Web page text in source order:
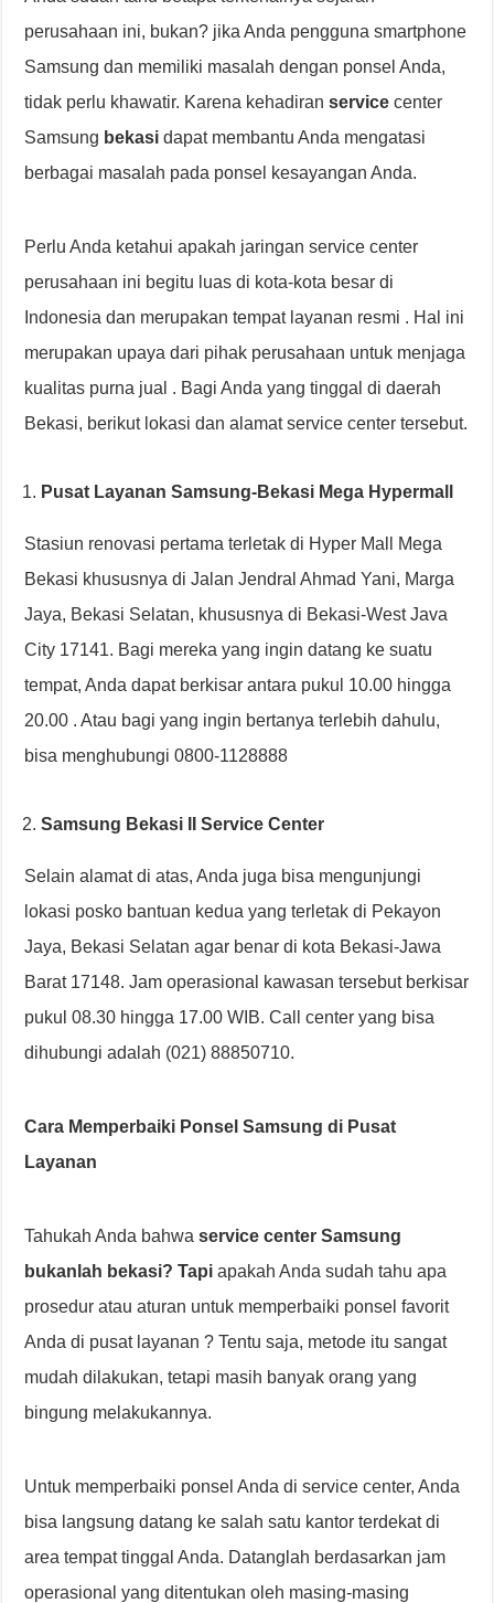
perusahaan ini, bukan? jika Anda pengguna smartphone
Samsung dan memiliki masalah dengan ponsel Anda,
tidak perlu khawatir. Karena kehadiran servicecenter
Samsung bekasi dapat membantu Anda mengatasi
berbagai masalah pada ponsel kesayangan Anda.
Perlu Anda ketahui apakah jaringan service center
perusahaan ini begitu luas di kota-kota besar di
Indonesia dan merupakan tempat layanan resmi . Hal ini
merupakan upaya dari pihak perusahaan untuk menjaga
kualitas purna jual . Bagi Anda yang tinggal di daerah
Bekasi, berikut lokasi dan alamat service center tersebut.
Pusat Layanan Samsung-Bekasi Mega Hypermall
Stasiun renovasi pertama terletak di Hyper Mall Mega
Bekasi khususnya di Jalan Jendral Ahmad Yani, Marga
Jaya, Bekasi Selatan, khususnya di Bekasi-West Java
City 17141. Bagi mereka yang ingin datang ke suatu
tempat, Anda dapat berkisar antara pukul 10.00 hingga
20.00 . Atau bagi yang ingin bertanya terlebih dahulu,
bisa menghubungi 0800-1128888
Samsung Bekasi II Service Center
Selain alamat di atas, Anda juga bisa mengunjungi
lokasi posko bantuan kedua yang terletak di Pekayon
Jaya, Bekasi Selatan agar benar di kota Bekasi-Jawa
Barat 17148. Jam operasional kawasan tersebut berkisar
pukul 08.30 hingga 17.00 WIB. Call center yang bisa
dihubungi adalah (021) 88850710.
Cara Memperbaiki Ponsel Samsung di Pusat
Layanan
Tahukah Anda bahwa service center Samsung
bukanlah bekasi?Tapi apakah Anda sudah tahu apa
prosedur atau aturan untuk memperbaiki ponsel favorit
Anda di pusat layanan ? Tentu saja, metode itu sangat
mudah dilakukan, tetapi masih banyak orang yang
bingung melakukannya.
Untuk memperbaiki ponsel Anda di service center, Anda
bisa langsung datang ke salah satu kantor terdekat di
area tempat tinggal Anda. Datanglah berdasarkan jam
operasional yang ditentukan oleh masing-masing